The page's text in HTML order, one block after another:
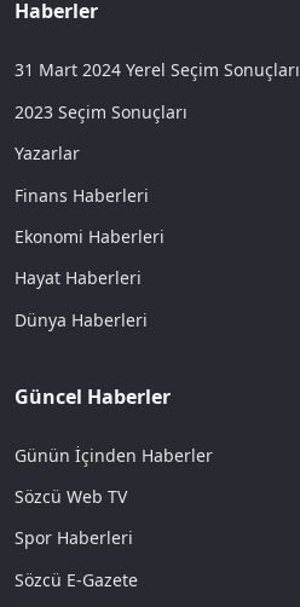
Haberler
31 Mart 2024 Yerel Seçim Sonuçları
2023 Seçim Sonuçları
Yazarlar
Finans Haberleri
Ekonomi Haberleri
Hayat Haberleri
Dünya Haberleri
Güncel Haberler
Günün İçinden Haberler
Sözcü Web TV
Spor Haberleri
Sözcü E-Gazete